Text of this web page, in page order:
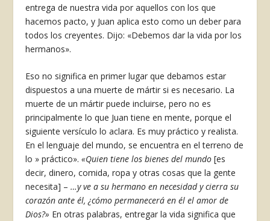
entrega de nuestra vida por aquellos con los que
hacemos pacto, y Juan aplica esto como un deber para
todos los creyentes. Dijo: «Debemos dar la vida por los
hermanos».
Eso no significa en primer lugar que debamos estar
dispuestos a una muerte de mártir si es necesario. La
muerte de un mártir puede incluirse, pero no es
principalmente lo que Juan tiene en mente, porque el
siguiente versículo lo aclara. Es muy práctico y realista.
En el lenguaje del mundo, se encuentra en el terreno de
lo » práctico».«Quien tiene los bienes del mundo [es
decir, dinero, comida, ropa y otras cosas que la gente
necesita] –…y ve a su hermano en necesidad y cierra su
corazón ante él, ¿cómo permanecerá en él el amor de
Dios?» En otras palabras, entregar la vida significa que